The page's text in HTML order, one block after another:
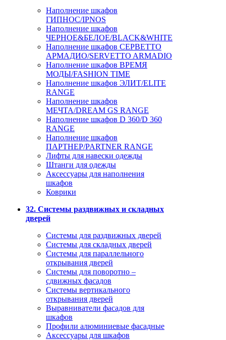
Наполнение шкафов
ГИПНОС/IPNOS
Наполнение шкафов
ЧЕРНОЕ&БЕЛОЕ/BLACK&WHITE
Наполнение шкафов СЕРВЕТТО
АРМАДИО/SERVETTO ARMADIO
Наполнение шкафов ВРЕМЯ
МОДЫ/FASHION TIME
Наполнение шкафов ЭЛИТ/ELITE
RANGE
Наполнение шкафов
МЕЧТА/DREAM GS RANGE
Наполнение шкафов D 360/D 360
RANGE
Наполнение шкафов
ПАРТНЕР/PARTNER RANGE
Лифты для навески одежды
Штанги для одежды
Аксессуары для наполнения
шкафов
Коврики
32. Системы раздвижных и складных
дверей
Системы для раздвижных дверей
Системы для складных дверей
Системы для параллельного
открывания дверей
Системы для поворотно –
сдвижных фасадов
Системы вертикального
открывания дверей
Выравниватели фасадов для
шкафов
Профили алюминиевые фасадные
Аксессуары для шкафов